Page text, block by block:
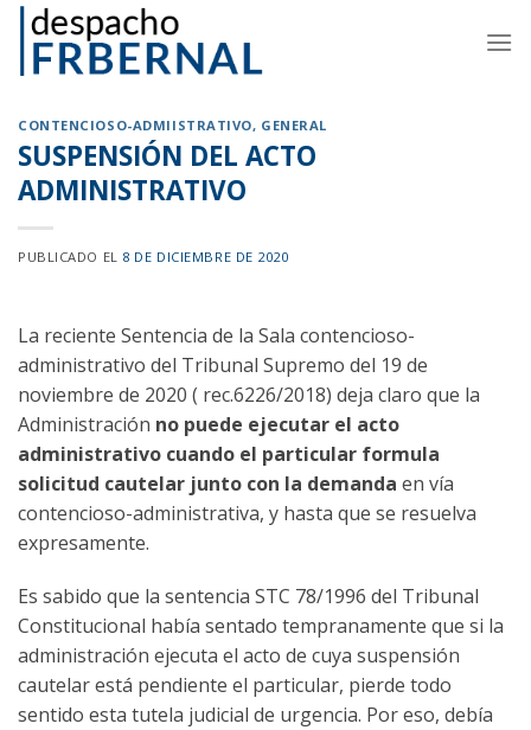
Skip
content
CONTENCIOSO-ADMIISTRATIVO, GENERAL
SUSPENSIÓN DEL ACTO
ADMINISTRATIVO
PUBLICADO EL 8 DE DICIEMBRE DE 2020
La reciente Sentencia de la Sala contencioso-
administrativo del Tribunal Supremo del 19 de
noviembre de 2020 ( rec.6226/2018) deja claro que la
Administración no puede ejecutar el acto
administrativo cuando el particular formula
solicitud cautelar junto con la demanda en vía
contencioso-administrativa, y hasta que se resuelva
expresamente.
Es sabido que la sentencia STC 78/1996 del Tribunal
Constitucional había sentado tempranamente que si la
administración ejecuta el acto de cuya suspensión
cautelar está pendiente el particular, pierde todo
sentido esta tutela judicial de urgencia. Por eso, debía